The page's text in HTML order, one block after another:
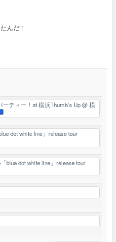
んだ！
ティー！at 横浜Thumb’s Up@ 横
dot white line」release tour
blue dot white line」release tour